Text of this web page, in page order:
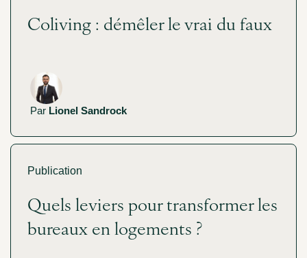
Coliving : démêler le vrai du faux
Par Lionel Sandrock
Publication
Quels leviers pour transformer les
bureaux en logements ?